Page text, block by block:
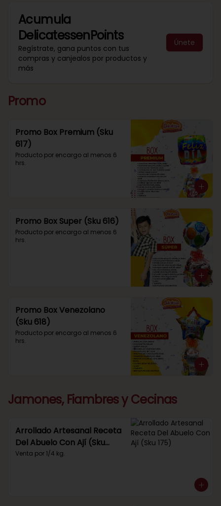
Acumula
DelicatessenPoints
Regístrate, gana puntos con tus
compras y canjealos por productos y
más
Únete
Promo
Promo Box Premium (Sku
617)
Producto por encargo al menos 6
hrs.
Promo Box Super (Sku 616)
Producto por encargo al menos 6
hrs.
Promo Box Venezolano
(Sku 618)
Producto por encargo al menos 6
hrs.
Jamones, Fiambres y Cecinas
Arrollado Artesanal Receta
Del Abuelo Con Ají (Sku
175)
Venta por 1/4 kg.